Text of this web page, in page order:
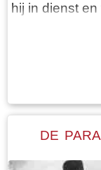
hij in dienst
Hardenberg.
oorlog in mei
het
DE